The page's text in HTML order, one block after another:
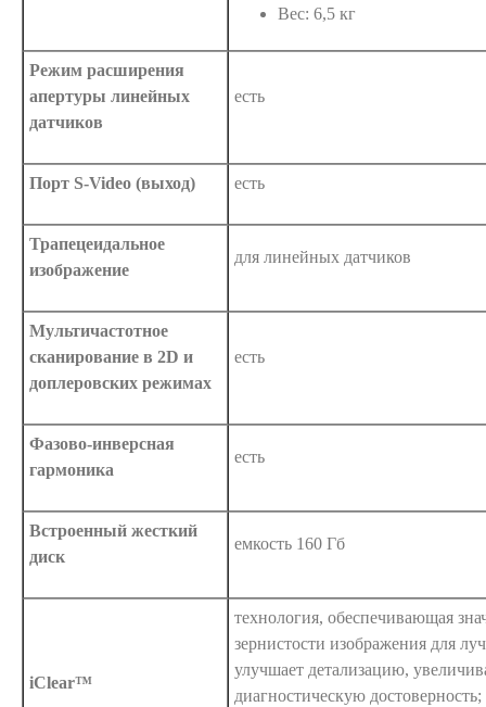
Вес: 6,5 кг
Режим расширения
апертуры линейных
датчиков
есть
Порт S-Video (выход) есть
Трапецеидальное
изображение
для линейных датчиков
Мультичастотное
сканирование в 2D и
доплеровских режимах
есть
Фазово-инверсная
гармоника
есть
Встроенный жесткий
диск
емкость 160 Гб
iClear™
технология, обеспечивающая
зернистости изображения для
улучшает детализацию,
диагностическую